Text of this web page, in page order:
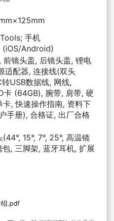
手机
Android)
前镜头盖, 后镜头盖, 锂电
适配器, 连接线(双头
USB数据线, 网线,
卡 (64GB), 腕带, 肩带, 硬
卡, 快速操作指南, 资料下
手册), 合格证, 出厂合格
15°, 7°, 25°, 高温镜
, 三脚架, 蓝牙耳机, 扩展
绍.pdf